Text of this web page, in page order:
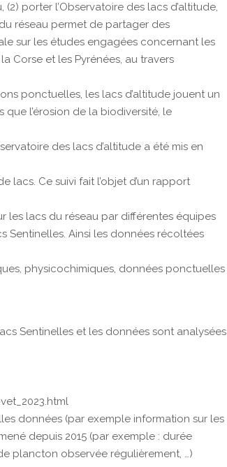
(2) porter l’Observatoire des lacs d’altitude,
réseau permet de partager des
sur les études engagées concernant les
Corse et les Pyrénées, au travers
ponctuelles, les lacs d’altitude jouent un
l’érosion de la biodiversité, le
des lacs d’altitude a été mis en
Ce suivi fait l’objet d’un rapport
les lacs du réseau par différentes équipes
Sentinelles. Ainsi les données récoltées
physicochimiques, données ponctuelles
Sentinelles et les données sont analysées
données (par exemple information sur les
depuis 2015 (par exemple : durée
plancton observée régulièrement, …)